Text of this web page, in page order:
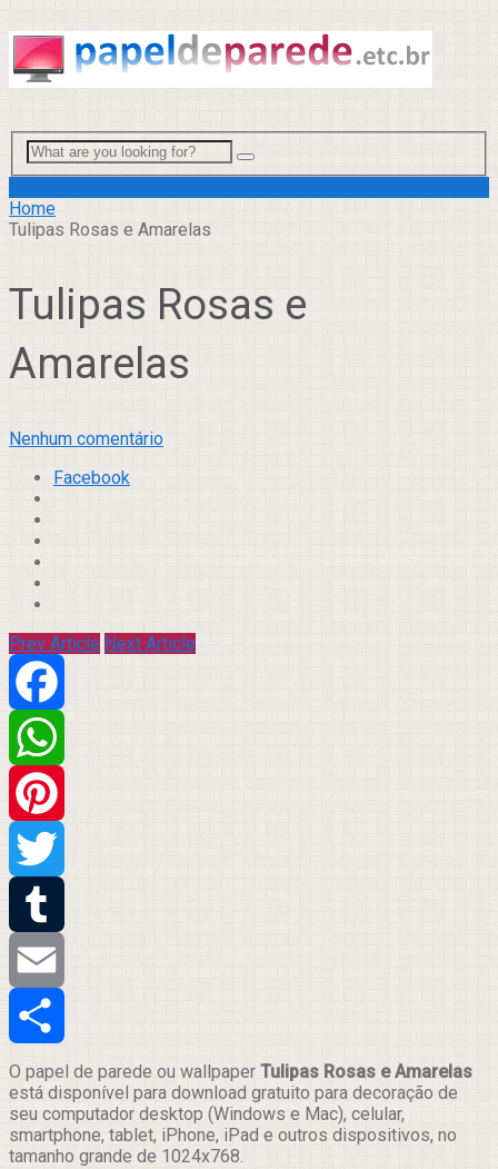
Home
Tulipas Rosas e Amarelas
Tulipas Rosas e
Amarelas
Nenhum comentário
Facebook
Prev Article Next Article
Facebook
WhatsApp
Pinterest
Twitter
Tumblr
Email
Compartilhar
O papel de parede ou wallpaper Tulipas Rosas e Amarelas
está disponível para download gratuito para decoração de
seu computador desktop (Windows e Mac), celular,
smartphone, tablet, iPhone, iPad e outros dispositivos, no
tamanho grande de 1024x768.